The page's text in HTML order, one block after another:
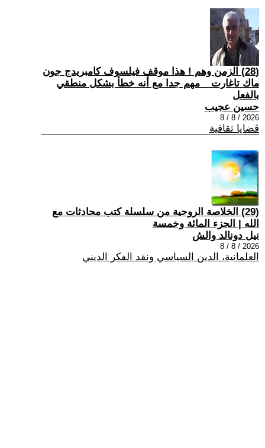
(28) الزمن وهم ! هذا موقف فيلسوف كامبريدج جون
ماك تاغارت _ مهم جدا مع أنه خطأ بشكل منطقي
بالفعل
حسين عجيب
2026 / 8 / 8
قضايا ثقافية
(29) الخلاصة الروحية من سلسلة كتب محادثات مع
الله | الجزء المائة وخمسة
نيل دونالد والش
2026 / 8 / 8
العلمانية، الدين السياسي ونقد الفكر الديني